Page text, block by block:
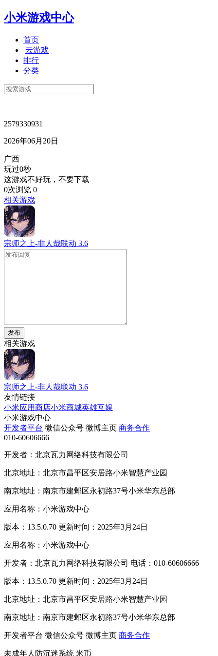
小米游戏中心
首页
云游戏
排行
分类
2579330931
2026年06月20日
广西
玩过0秒
这游戏不好玩，不要下载
0次浏览 0
相关游戏
宗师之上-非人哉联动 3.6
发布
相关游戏
宗师之上-非人哉联动 3.6
友情链接
小米应用商店小米商城英雄互娱
小米游戏中心
开发者平台 微信公众号 微博主页 商务合作
010-60606666
开发者：北京瓦力网络科技有限公司
北京地址：北京市昌平区安居路小米智慧产业园
南京地址：南京市建邺区永初路37号小米华东总部
应用名称：小米游戏中心
版本：13.5.0.70 更新时间：2025年3月24日
应用名称：小米游戏中心
开发者：北京瓦力网络科技有限公司 电话：010-60606666
版本：13.5.0.70 更新时间：2025年3月24日
北京地址：北京市昌平区安居路小米智慧产业园
南京地址：南京市建邺区永初路37号小米华东总部
开发者平台 微信公众号 微博主页 商务合作
未成年人防沉迷系统 米币